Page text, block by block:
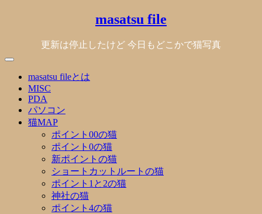
masatsu file
更新は停止したけど 今日もどこかで猫写真
masatsu fileとは
MISC
PDA
パソコン
猫MAP
ポイント00の猫
ポイント0の猫
新ポイントの猫
ショートカットルートの猫
ポイント1と2の猫
神社の猫
ポイント4の猫